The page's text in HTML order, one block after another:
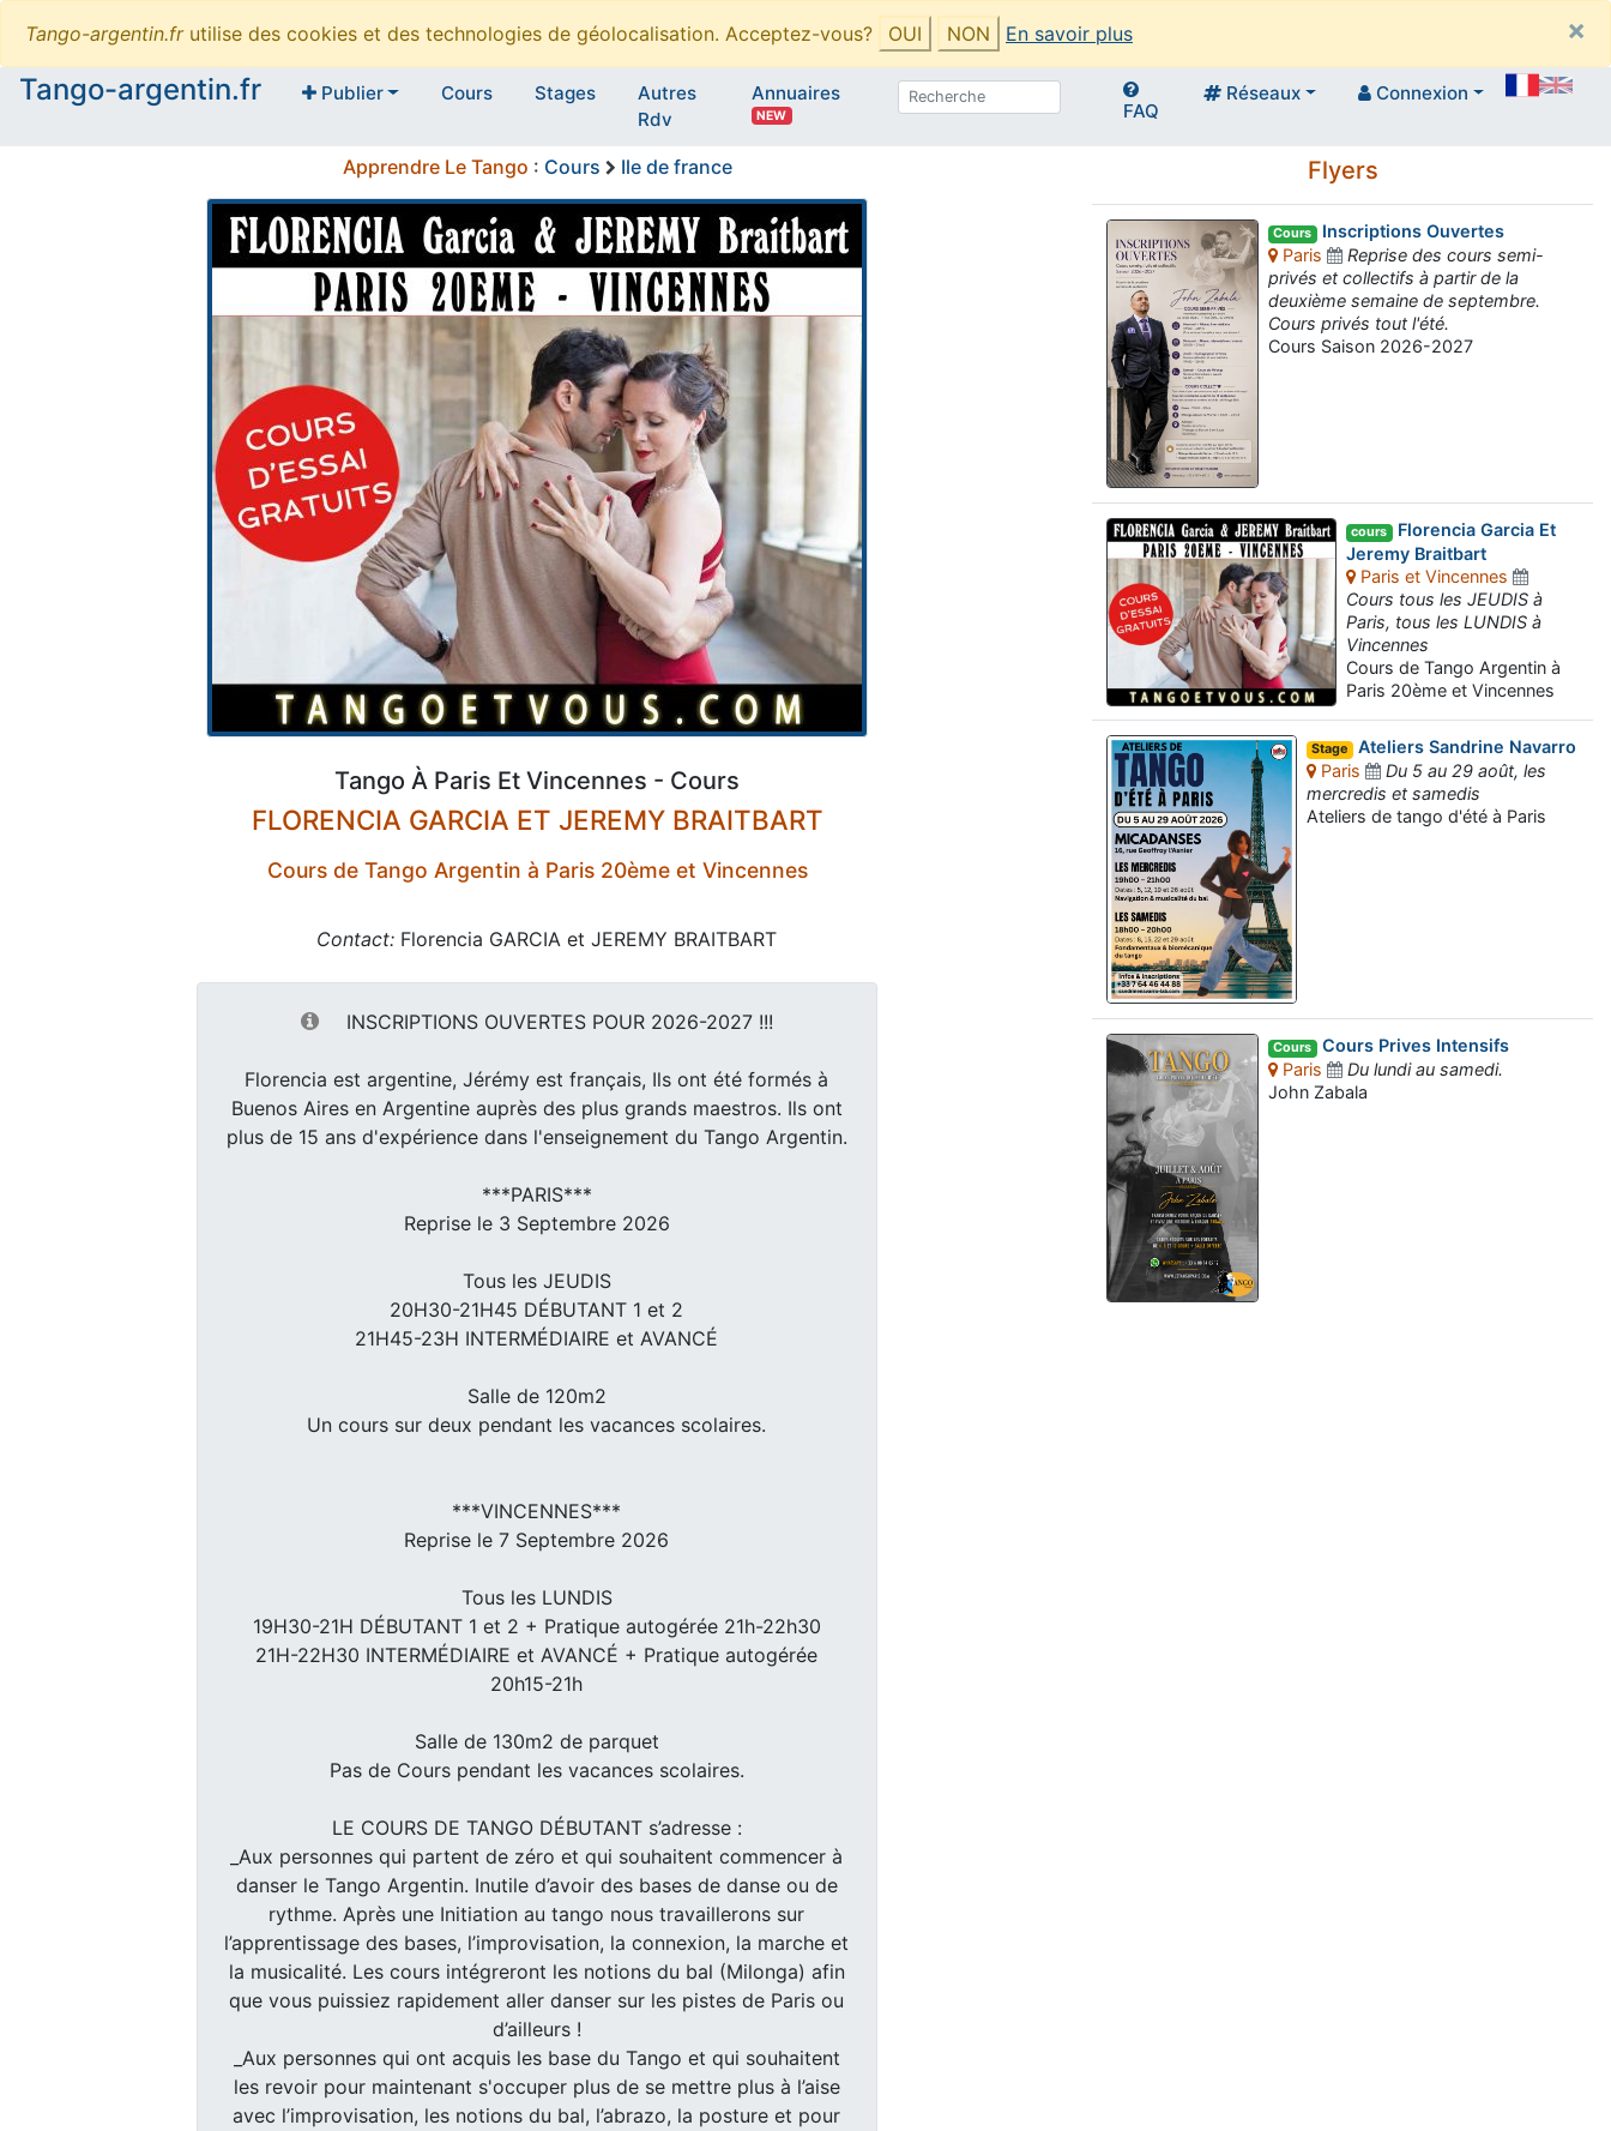
Tango-argentin.frutilise des cookies et des technologies de géolocalisation. Acceptez-vous? OUI NON En savoir plus
×
Tango-argentin.fr
Publier Cours Stages
Autres
Rdv
Annuaires
NEW FAQ
Réseaux Connexion
Apprendre Le Tango : Cours Ile de france
Tango À Paris Et Vincennes - Cours
FLORENCIA GARCIA ET JEREMY BRAITBART
Cours de Tango Argentin à Paris 20ème et Vincennes
Contact:Florencia GARCIA et JEREMY BRAITBART
INSCRIPTIONS OUVERTES POUR 2026-2027 !!!
Florencia est argentine, Jérémy est français, Ils ont été formés à
Buenos Aires en Argentine auprès des plus grands maestros. Ils ont
plus de 15 ans d'expérience dans l'enseignement du Tango Argentin.
***PARIS***
Reprise le 3 Septembre 2026
Tous les JEUDIS
20H30-21H45 DÉBUTANT 1 et 2
21H45-23H INTERMÉDIAIRE et AVANCÉ
Salle de 120m2
Un cours sur deux pendant les vacances scolaires.
***VINCENNES***
Reprise le 7 Septembre 2026
Tous les LUNDIS
19H30-21H DÉBUTANT 1 et 2 + Pratique autogérée 21h-22h30
21H-22H30 INTERMÉDIAIRE et AVANCÉ + Pratique autogérée
20h15-21h
Salle de 130m2 de parquet
Pas de Cours pendant les vacances scolaires.
LE COURS DE TANGO DÉBUTANT s’adresse :
_Aux personnes qui partent de zéro et qui souhaitent commencer à
danser le Tango Argentin. Inutile d’avoir des bases de danse ou de
rythme. Après une Initiation au tango nous travaillerons sur
l’apprentissage des bases, l’improvisation, la connexion, la marche et
la musicalité. Les cours intégreront les notions du bal (Milonga) afin
que vous puissiez rapidement aller danser sur les pistes de Paris ou
d’ailleurs !
_Aux personnes qui ont acquis les base du Tango et qui souhaitent
les revoir pour maintenant s'occuper plus de se mettre plus à l’aise
avec l’improvisation, les notions du bal, l’abrazo, la posture et pour
Flyers
Cours Inscriptions Ouvertes
Paris
Reprise des cours semi-
privés et collectifs à partir de la
deuxième semaine de septembre.
Cours privés tout l'été.
Cours Saison 2026-2027
cours Florencia Garcia Et
Jeremy Braitbart
Paris et Vincennes
Cours tous les JEUDIS à
Paris, tous les LUNDIS à
Vincennes
Cours de Tango Argentin à
Paris 20ème et Vincennes
Stage Ateliers Sandrine Navarro
Paris
Du 5 au 29 août, les
mercredis et samedis
Ateliers de tango d'été à Paris
Cours Cours Prives Intensifs
Paris
Du lundi au samedi.
John Zabala